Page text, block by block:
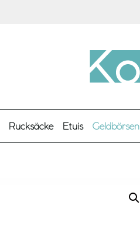
Rucksäcke Etuis Geldbörsen